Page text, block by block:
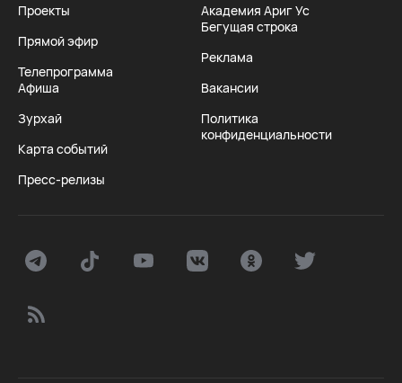
Проекты
Прямой эфир
Телепрограмма
Афиша
Зурхай
Карта событий
Пресс-релизы
Академия Ариг Ус
Бегущая строка
Реклама
Вакансии
Политика
конфиденциальности